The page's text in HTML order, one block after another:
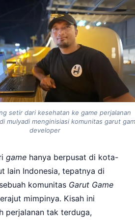
setir dari kesehatan ke game perjalanan
mulyadi menginisiasi komunitas garut
developer
game hanya berpusat di kota-
lain Indonesia, tepatnya di
komunitas Garut Game
mimpinya. Kisah ini
perjalanan tak terduga,